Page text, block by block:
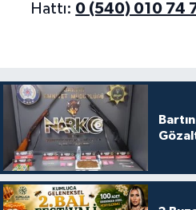
Hattı: 0 (540) 010 74